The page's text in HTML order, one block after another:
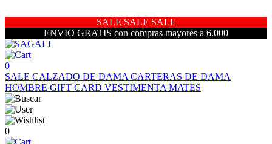
SALE SALE SALE
ENVIO GRATIS con compras mayores a 6.000
0
SALE CALZADO DE DAMA CARTERAS DE DAMA
HOMBRE GIFT CARD VESTIMENTA MATES
0